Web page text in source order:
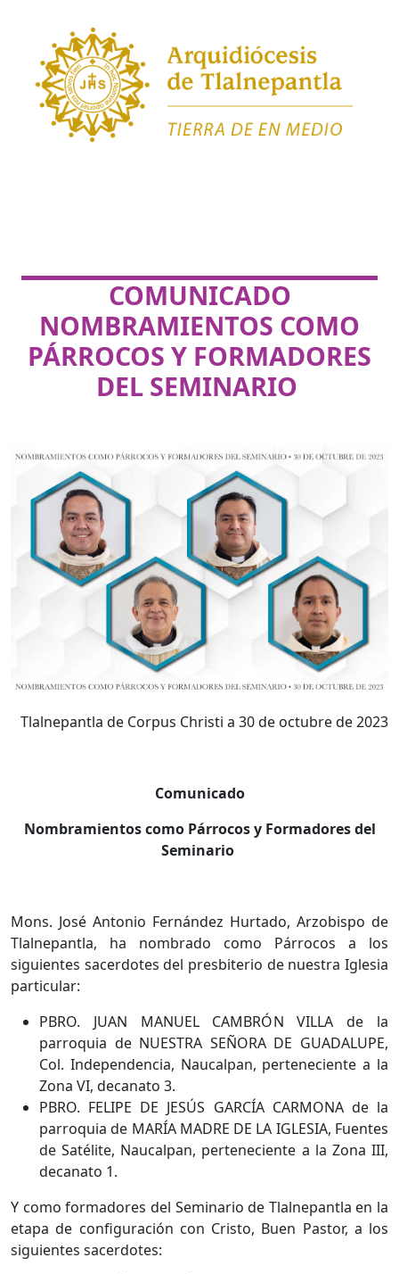
COMUNICADO
NOMBRAMIENTOS COMO
PÁRROCOS Y FORMADORES
DEL SEMINARIO
Tlalnepantla de Corpus Christi a 30 de octubre de 2023
Comunicado
Nombramientos como Párrocos y Formadores del
Seminario
Mons. José Antonio Fernández Hurtado, Arzobispo de
Tlalnepantla, ha nombrado como Párrocos a los
siguientes sacerdotes del presbiterio de nuestra Iglesia
particular:
PBRO. JUAN MANUEL CAMBRÓN VILLA de la
parroquia de NUESTRA SEÑORA DE GUADALUPE,
Col. Independencia, Naucalpan, perteneciente a la
Zona VI, decanato 3.
PBRO. FELIPE DE JESÚS GARCÍA CARMONA de la
parroquia de MARÍA MADRE DE LA IGLESIA, Fuentes
de Satélite, Naucalpan, perteneciente a la Zona III,
decanato 1.
Y como formadores del Seminario de Tlalnepantla en la
etapa de configuración con Cristo, Buen Pastor, a los
siguientes sacerdotes: